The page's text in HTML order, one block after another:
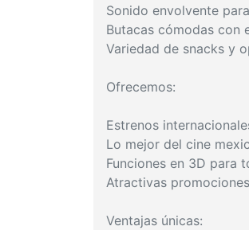
Sonido envolvente
Butacas cómodas con
Variedad de snacks y
Ofrecemos:
Estrenos
Lo mejor del cine
Funciones en 3D para
Atractivas
Ventajas únicas: